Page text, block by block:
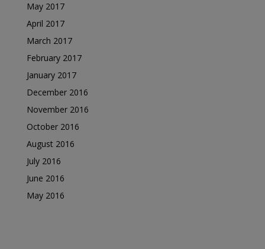
May 2017
April 2017
March 2017
February 2017
January 2017
December 2016
November 2016
October 2016
August 2016
July 2016
June 2016
May 2016